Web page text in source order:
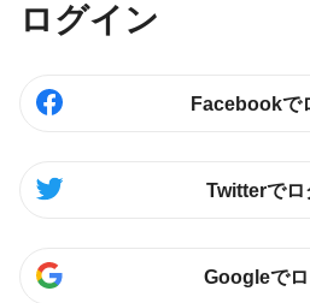
ログイン
Facebookで
Twitterでロ
Googleで